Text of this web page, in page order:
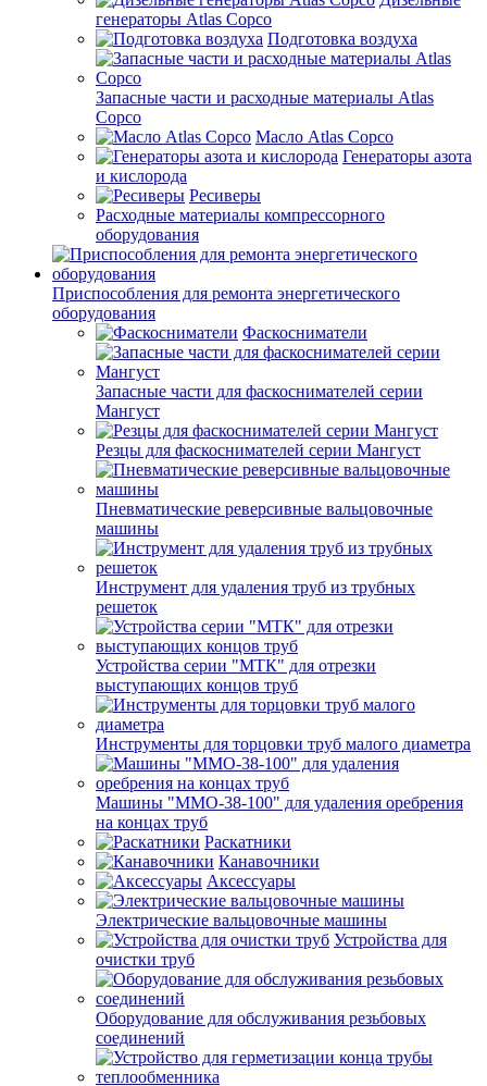
генераторы Atlas Copco
Подготовка воздуха
Запасные части и расходные материалы Atlas
Copco
Масло Atlas Copco
Генераторы азота
и кислорода
Ресиверы
Расходные материалы компрессорного
оборудования
Приспособления для ремонта энергетического
оборудования
Фаскосниматели
Запасные части для фаскоснимателей серии
Мангуст
Резцы для фаскоснимателей серии Мангуст
Пневматические реверсивные вальцовочные
машины
Инструмент для удаления труб из трубных
решеток
Устройства серии "МТК" для отрезки
выступающих концов труб
Инструменты для торцовки труб малого диаметра
Машины "ММО-38-100" для удаления оребрения
на концах труб
Раскатники
Канавочники
Аксессуары
Электрические вальцовочные машины
Устройства для
очистки труб
Оборудование для обслуживания резьбовых
соединений